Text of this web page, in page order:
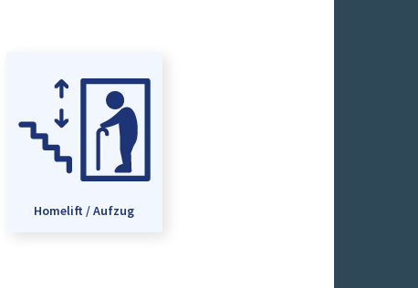
Homelift / Aufzug